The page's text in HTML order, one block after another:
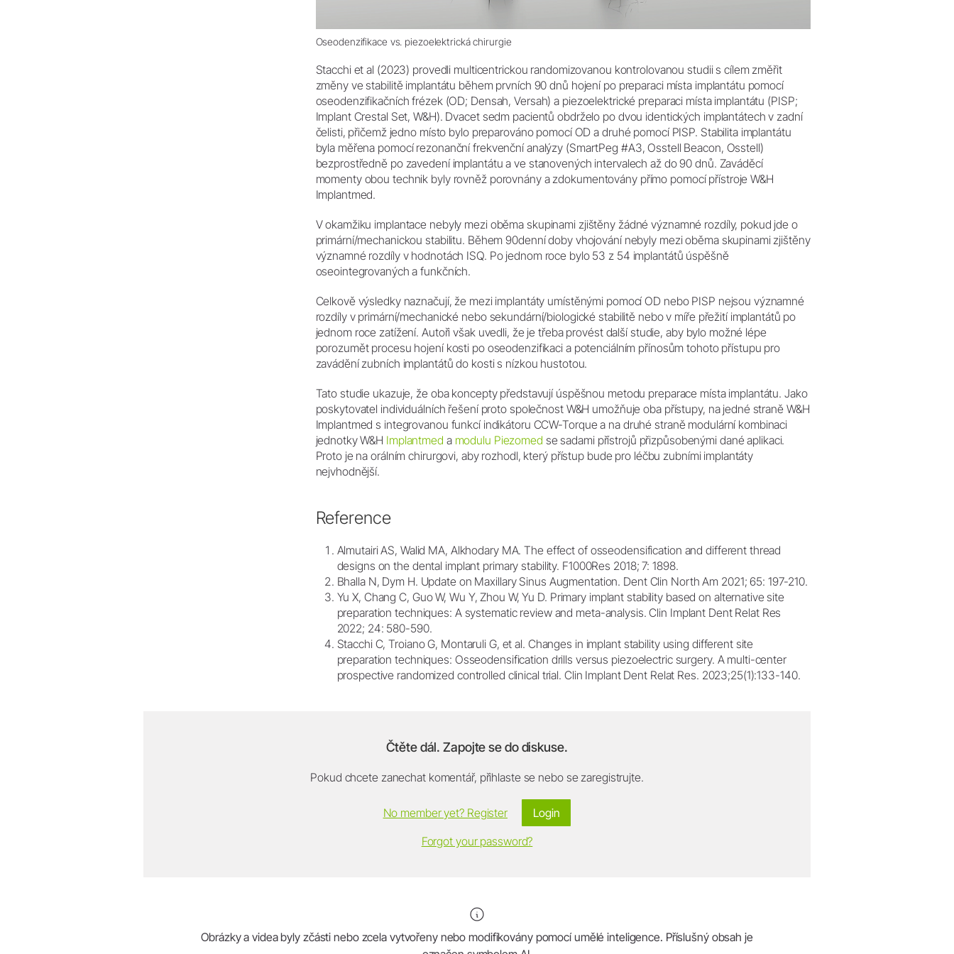
Oseodenzifikace vs. piezoelektrická chirurgie
Stacchi et al (2023) provedli multicentrickou randomizovanou kontrolovanou studii s cílem změřit
změny ve stabilitě implantátu během prvních 90 dnů hojení po preparaci místa implantátu pomocí
oseodenzifikačních frézek (OD; Densah, Versah) a piezoelektrické preparaci místa implantátu (PISP;
Implant Crestal Set, W&H). Dvacet sedm pacientů obdrželo po dvou identických implantátech v zadní
čelisti, přičemž jedno místo bylo preparováno pomocí OD a druhé pomocí PISP. Stabilita implantátu
byla měřena pomocí rezonanční frekvenční analýzy (SmartPeg #A3, Osstell Beacon, Osstell)
bezprostředně po zavedení implantátu a ve stanovených intervalech až do 90 dnů. Zaváděcí
momenty obou technik byly rovněž porovnány a zdokumentovány přímo pomocí přístroje W&H
Implantmed.
V okamžiku implantace nebyly mezi oběma skupinami zjištěny žádné významné rozdíly, pokud jde o
primární/mechanickou stabilitu. Během 90denní doby vhojování nebyly mezi oběma skupinami zjištěny
významné rozdíly v hodnotách ISQ. Po jednom roce bylo 53 z 54 implantátů úspěšně
oseointegrovaných a funkčních.
Celkově výsledky naznačují, že mezi implantáty umístěnými pomocí OD nebo PISP nejsou významné
rozdíly v primární/mechanické nebo sekundární/biologické stabilitě nebo v míře přežití implantátů po
jednom roce zatížení. Autoři však uvedli, že je třeba provést další studie, aby bylo možné lépe
porozumět procesu hojení kosti po oseodenzifikaci a potenciálním přínosům tohoto přístupu pro
zavádění zubních implantátů do kosti s nízkou hustotou.
Tato studie ukazuje, že oba koncepty představují úspěšnou metodu preparace místa implantátu. Jako
poskytovatel individuálních řešení proto společnost W&H umožňuje oba přístupy, na jedné straně W&H
Implantmed s integrovanou funkcí indikátoru CCW-Torque a na druhé straně modulární kombinaci
jednotky W&H Implantmed a modulu Piezomed se sadami přístrojů přizpůsobenými dané aplikaci.
Proto je na orálním chirurgovi, aby rozhodl, který přístup bude pro léčbu zubními implantáty
nejvhodnější.
Reference
Almutairi AS, Walid MA, Alkhodary MA. The effect of osseodensification and different thread
designs on the dental implant primary stability. F1000Res 2018; 7: 1898.
Bhalla N, Dym H. Update on Maxillary Sinus Augmentation. Dent Clin North Am 2021; 65: 197-210.
Yu X, Chang C, Guo W, Wu Y, Zhou W, Yu D. Primary implant stability based on alternative site
preparation techniques: A systematic review and meta-analysis. Clin Implant Dent Relat Res
2022; 24: 580-590.
Stacchi C, Troiano G, Montaruli G, et al. Changes in implant stability using different site
preparation techniques: Osseodensification drills versus piezoelectric surgery. A multi-center
prospective randomized controlled clinical trial. Clin Implant Dent Relat Res. 2023;25(1):133-140.
Čtěte dál. Zapojte se do diskuse.
Pokud chcete zanechat komentář, přihlaste se nebo se zaregistrujte.
Login
No member yet? Register
Forgot your password?
Obrázky a videa byly zčásti nebo zcela vytvořeny nebo modifikovány pomocí umělé inteligence. Příslušný obsah je